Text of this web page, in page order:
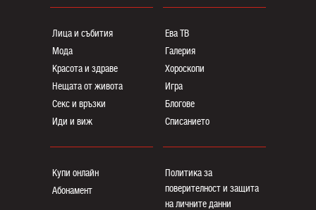
Лица и събития
Мода
Красота и здраве
Нещата от живота
Секс и връзки
Иди и виж
Ева ТВ
Галерия
Хороскопи
Игра
Блогoве
Списанието
Купи онлайн
Абонамент
Политика за
поверителност и защита
на личните данни